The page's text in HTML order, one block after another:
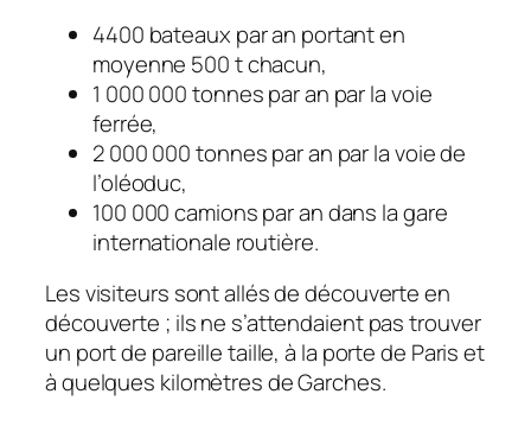
4400 bateaux par an portant en
moyenne 500 t chacun,
1 000 000 tonnes par an par la voie
ferrée,
2 000 000 tonnes par an par la voie de
l’oléoduc,
100 000 camions par an dans la gare
internationale routière.
Les visiteurs sont allés de découverte en
découverte ; ils ne s’attendaient pas trouver
un port de pareille taille, à la porte de Paris et
à quelques kilomètres de Garches.